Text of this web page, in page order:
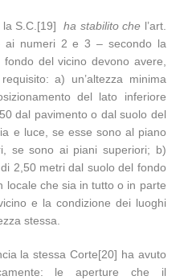
la S.C.[19] ha stabilito che l’art.
ai numeri 2 e 3 – secondo la
del vicino devono avere,
a) un’altezza minima
del lato inferiore
dal pavimento o dal suolo del
e luce, se esse sono al piano
se sono ai piani superiori; b)
2,50 metri dal suolo del fondo
locale che sia in tutto o in parte
e la condizione dei luoghi
stessa.
la stessa Corte[20] ha avuto
le aperture che il